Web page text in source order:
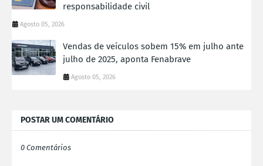
responsabilidade civil
Agosto 05, 2026
Vendas de veículos sobem 15% em julho ante
julho de 2025, aponta Fenabrave
Agosto 05, 2026
POSTAR UM COMENTÁRIO
0 Comentários